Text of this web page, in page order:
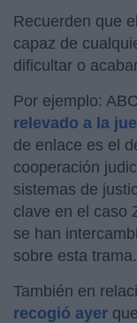
Recuerden que
capaz de
dificultar o
Por ejemplo:
relevado a la
de enlace es el
cooperación
sistemas de
clave en el caso
se han
sobre esta trama.
También en
recogió ayer